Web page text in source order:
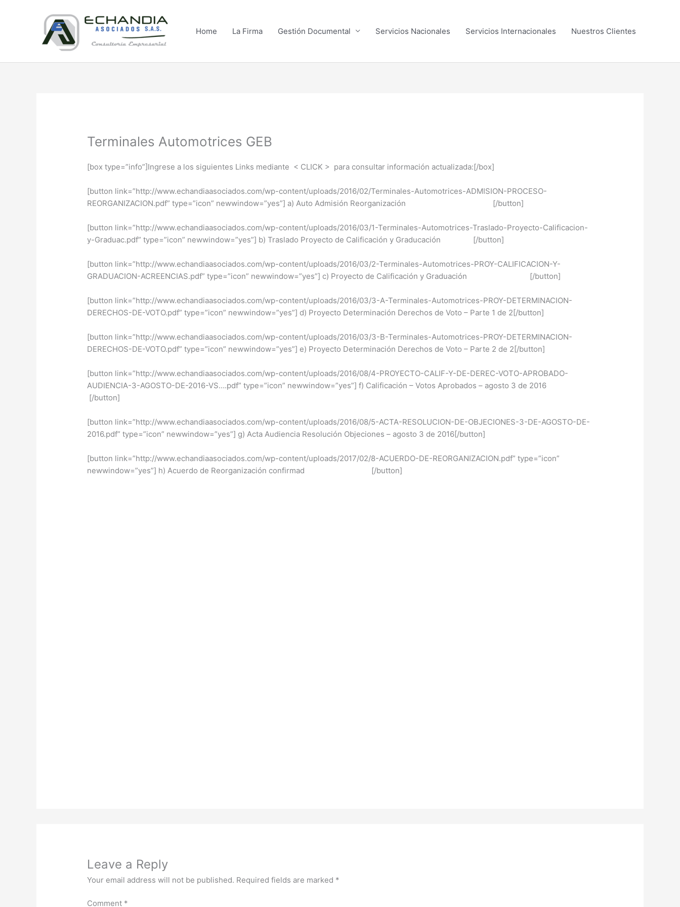
Home La Firma Gestión Documental Servicios Nacionales Servicios Internacionales Nuestros Clientes
Terminales Automotrices GEB
[box type=”info”]Ingrese a los siguientes Links mediante < CLICK > para consultar información actualizada:[/box]
[button link=”http://www.echandiaasociados.com/wp-content/uploads/2016/02/Terminales-Automotrices-ADMISION-PROCESO-
REORGANIZACION.pdf” type=”icon” newwindow=”yes”] a) Auto Admisión Reorganización [/button]
[button link=”http://www.echandiaasociados.com/wp-content/uploads/2016/03/1-Terminales-Automotrices-Traslado-Proyecto-Calificacion-
y-Graduac.pdf” type=”icon” newwindow=”yes”] b) Traslado Proyecto de Calificación y Graducación [/button]
[button link=”http://www.echandiaasociados.com/wp-content/uploads/2016/03/2-Terminales-Automotrices-PROY-CALIFICACION-Y-
GRADUACION-ACREENCIAS.pdf” type=”icon” newwindow=”yes”] c) Proyecto de Calificación y Graduación [/button]
[button link=”http://www.echandiaasociados.com/wp-content/uploads/2016/03/3-A-Terminales-Automotrices-PROY-DETERMINACION-
DERECHOS-DE-VOTO.pdf” type=”icon” newwindow=”yes”] d) Proyecto Determinación Derechos de Voto – Parte 1 de 2[/button]
[button link=”http://www.echandiaasociados.com/wp-content/uploads/2016/03/3-B-Terminales-Automotrices-PROY-DETERMINACION-
DERECHOS-DE-VOTO.pdf” type=”icon” newwindow=”yes”] e) Proyecto Determinación Derechos de Voto – Parte 2 de 2[/button]
[button link=”http://www.echandiaasociados.com/wp-content/uploads/2016/08/4-PROYECTO-CALIF-Y-DE-DEREC-VOTO-APROBADO-
AUDIENCIA-3-AGOSTO-DE-2016-VS….pdf” type=”icon” newwindow=”yes”] f) Calificación – Votos Aprobados – agosto 3 de 2016
[/button]
[button link=”http://www.echandiaasociados.com/wp-content/uploads/2016/08/5-ACTA-RESOLUCION-DE-OBJECIONES-3-DE-AGOSTO-DE-
2016.pdf” type=”icon” newwindow=”yes”] g) Acta Audiencia Resolución Objeciones – agosto 3 de 2016[/button]
[button link=”http://www.echandiaasociados.com/wp-content/uploads/2017/02/8-ACUERDO-DE-REORGANIZACION.pdf” type=”icon”
newwindow=”yes”] h) Acuerdo de Reorganización confirmad [/button]
Leave a Reply
Your email address will not be published. Required fields are marked *
Comment *